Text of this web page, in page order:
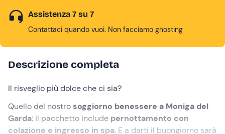
Assistenza 7 su 7
Contattaci quando vuoi. Non facciamo ghosting
Descrizione completa
Il risveglio più dolce che ci sia?
Quello del nostrosoggiorno benessere a Moniga del
Garda: il pacchetto include pernottamento con
colazione e ingresso in spa. E a darti il buongiorno sarà